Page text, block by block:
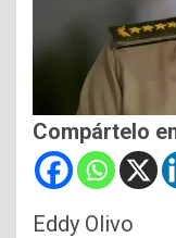
Compártelo
Eddy Olivo